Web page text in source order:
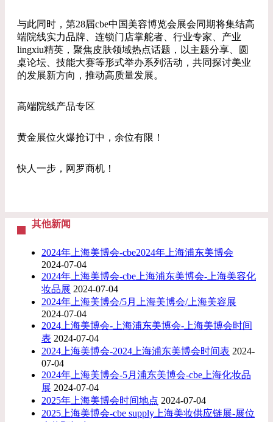
与此同时，第28届cbe中国美容博览会展会同期将集结高
端院线实力品牌、连锁门店掌舵者、行业专家、产业
lingxiu精英，聚焦皮肤领域热点话题，以主题分享、圆
桌论坛、技能大赛等形式举办系列活动，共同探讨美业
的发展新方向，推动高质量发展。
高端院线产品专区
黄金展位火爆抢订中，余位有限！
快人一步，网罗商机！
其他新闻
2024年上海美博会-cbe2024年上海浦东美博会
2024-07-04
2024年上海美博会-cbe上海浦东美博会-上海美容化
妆品展 2024-07-04
2024年上海美博会/5月上海美博会/上海美容展
2024-07-04
2024上海美博会-上海浦东美博会-上海美博会时间
表 2024-07-04
2024上海美博会-2024上海浦东美博会时间表 2024-
07-04
2024年上海美博会-5月浦东美博会-cbe上海化妆品
展 2024-07-04
2025年上海美博会时间地点 2024-07-04
2025上海美博会-cbe supply上海美妆供应链展-展位